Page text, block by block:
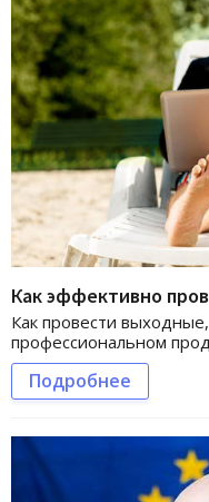
Как эффективно
Как провести
профессиональном
Подробнее